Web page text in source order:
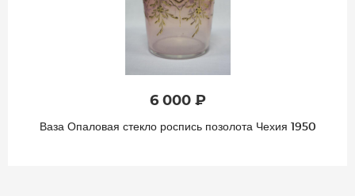
6 000 ₽
Ваза Опаловая стекло роспись позолота Чехия 1950